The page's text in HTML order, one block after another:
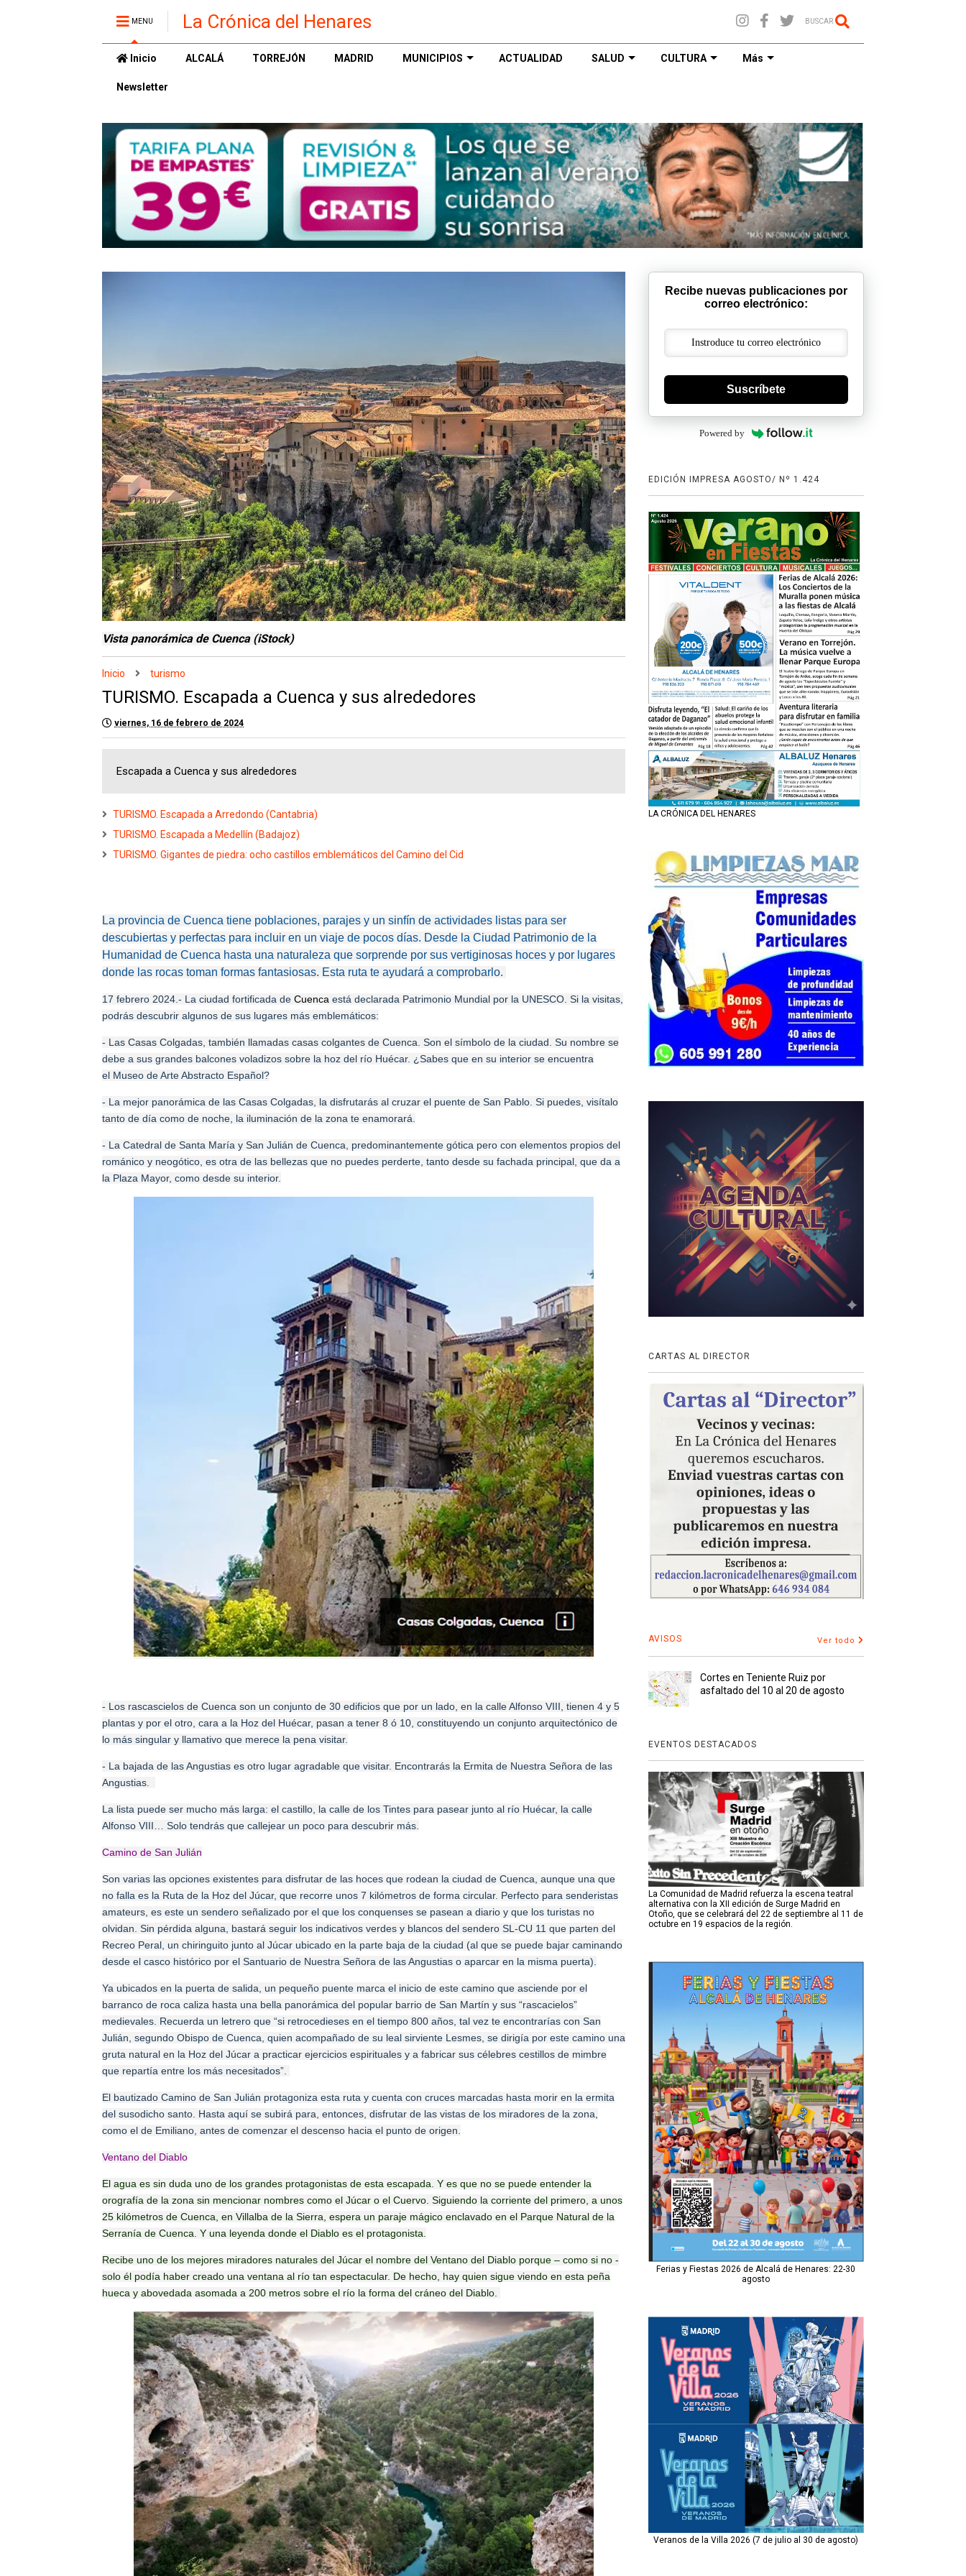
MENU La Crónica del Henares BUSCAR
Inicio ALCALÁ TORREJÓN MADRID MUNICIPIOS ACTUALIDAD SALUD CULTURA Más
Newsletter
Vista panorámica de Cuenca (iStock)
Inicio turismo
TURISMO. Escapada a Cuenca y sus alrededores
viernes, 16 de febrero de 2024
Escapada a Cuenca y sus alrededores
TURISMO. Escapada a Arredondo (Cantabria)
TURISMO. Escapada a Medellín (Badajoz)
TURISMO. Gigantes de piedra: ocho castillos emblemáticos del Camino del Cid
La provincia de Cuenca tiene poblaciones, parajes y un sinfín de actividades listas para ser
descubiertas y perfectas para incluir en un viaje de pocos días. Desde la Ciudad Patrimonio de la
Humanidad de Cuenca hasta una naturaleza que sorprende por sus vertiginosas hoces y por lugares
donde las rocas toman formas fantasiosas. Esta ruta te ayudará a comprobarlo.
17 febrero 2024.- La ciudad fortificada de Cuenca está declarada Patrimonio Mundial por la UNESCO. Si la visitas,
podrás descubrir algunos de sus lugares más emblemáticos:
- Las Casas Colgadas , también llamadas casas colgantes de Cuenca . Son el símbolo de la ciudad. Su nombre se
debe a sus grandes balcones voladizos sobre la hoz del río Huécar. ¿Sabes que en su interior se encuentra
el Museo de Arte Abstracto Español?
- La mejor panorámica de las Casas Colgadas, la disfrutarás al cruzar el puente de San Pablo . Si puedes, visítalo
tanto de día como de noche, la iluminación de la zona te enamorará.
- La Catedral de Santa María y San Julián de Cuenca , predominantemente gótica pero con elementos propios del
románico y neogótico, es otra de las bellezas que no puedes perderte, tanto desde su fachada principal, que da a
la Plaza Mayor, como desde su interior.
- Los rascascielos de Cuenca son un conjunto de 30 edificios que por un lado, en la calle Alfonso VIII, tienen 4 y 5
plantas y por el otro, cara a la Hoz del Huécar, pasan a tener 8 ó 10, constituyendo un conjunto arquitectónico de
lo más singular y llamativo que merece la pena visitar.
- La bajada de las Angustias es otro lugar agradable que visitar. Encontrarás la Ermita de Nuestra Señora de las
Angustias.
La lista puede ser mucho más larga: el castillo, la calle de los Tintes para pasear junto al río Huécar, la calle
Alfonso VIII… Solo tendrás que callejear un poco para descubrir más.
Camino de San Julián
Son varias las opciones existentes para disfrutar de las hoces que rodean la ciudad de Cuenca, aunque una que
no falla es la Ruta de la Hoz del Júcar, que recorre unos 7 kilómetros de forma circular. Perfecto para senderistas
amateurs, es este un sendero señalizado por el que los conquenses se pasean a diario y que los turistas no
olvidan. Sin pérdida alguna, bastará seguir los indicativos verdes y blancos del sendero SL-CU 11 que parten del
Recreo Peral, un chiringuito junto al Júcar ubicado en la parte baja de la ciudad (al que se puede bajar caminando
desde el casco histórico por el Santuario de Nuestra Señora de las Angustias o aparcar en la misma puerta).
Ya ubicados en la puerta de salida, un pequeño puente marca el inicio de este camino que asciende por el
barranco de roca caliza hasta una bella panorámica del popular barrio de San Martín y sus “rascacielos”
medievales. Recuerda un letrero que “si retrocedieses en el tiempo 800 años, tal vez te encontrarías con San
Julián, segundo Obispo de Cuenca, quien acompañado de su leal sirviente Lesmes, se dirigía por este camino una
gruta natural en la Hoz del Júcar a practicar ejercicios espirituales y a fabricar sus célebres cestillos de mimbre
que repartía entre los más necesitados”.
El bautizado Camino de San Julián protagoniza esta ruta y cuenta con cruces marcadas hasta morir en la ermita
del susodicho santo. Hasta aquí se subirá para, entonces, disfrutar de las vistas de los miradores de la zona,
como el de Emiliano, antes de comenzar el descenso hacia el punto de origen.
Ventano del Diablo
El agua es sin duda uno de los grandes protagonistas de esta escapada. Y es que no se puede entender la
orografía de la zona sin mencionar nombres como el Júcar o el Cuervo. Siguiendo la corriente del primero, a unos
25 kilómetros de Cuenca, en Villalba de la Sierra, espera un paraje mágico enclavado en el Parque Natural de la
Serranía de Cuenca. Y una leyenda donde el Diablo es el protagonista.
Recibe uno de los mejores miradores naturales del Júcar el nombre del Ventano del Diablo porque – como si no -
solo él podía haber creado una ventana al río tan espectacular. De hecho, hay quien sigue viendo en esta peña
hueca y abovedada asomada a 200 metros sobre el río la forma del cráneo del Diablo.
Recibe nuevas publicaciones por
correo electrónico:
Suscríbete
Powered by
EDICIÓN IMPRESA AGOSTO/ Nº 1.424
LA CRÓNICA DEL HENARES
CARTAS AL DIRECTOR
AVISOS Ver todo
Cortes en Teniente Ruiz por
asfaltado del 10 al 20 de agosto
EVENTOS DESTACADOS
La Comunidad de Madrid refuerza la escena teatral
alternativa con la XII edición de Surge Madrid en
Otoño, que se celebrará del 22 de septiembre al 11 de
octubre en 19 espacios de la región.
Ferias y Fiestas 2026 de Alcalá de Henares: 22-30
agosto
Veranos de la Villa 2026 (7 de julio al 30 de agosto)